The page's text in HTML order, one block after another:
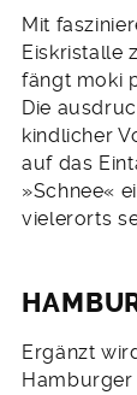
Mit
Eiskristalle
fängt moki
Die
kindlicher
auf das
»Schnee«
vielerorts
Ergänzt
Hamburger